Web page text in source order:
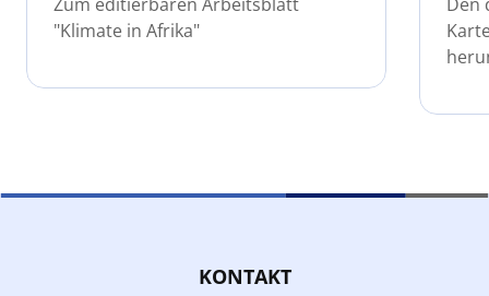
"Klimate in Afrika"
KONTAKT